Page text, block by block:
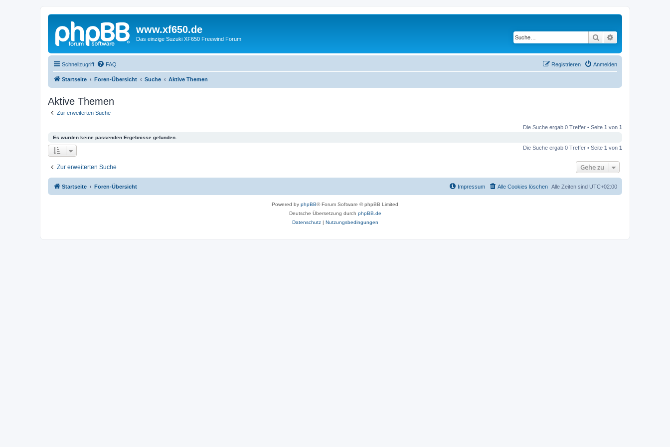
www.xf650.de
Das einzige Suzuki XF650 Freewind Forum Suche
Schnellzugriff FAQ Anmelden
Registrieren
Startseite Foren-Übersicht Suche Aktive Themen
Aktive Themen
Zur erweiterten Suche
Die Suche ergab 0 Treffer • Seite 1 von 1
Es wurden keine passenden Ergebnisse gefunden.
Die Suche ergab 0 Treffer • Seite 1 von 1
Zur erweiterten Suche Gehe zu
Startseite Foren-Übersicht Alle Zeiten sind UTC+02:00
Alle Cookies löschen
Impressum
Powered by phpBB® Forum Software © phpBB Limited
Deutsche Übersetzung durch phpBB.de
Datenschutz| Nutzungsbedingungen